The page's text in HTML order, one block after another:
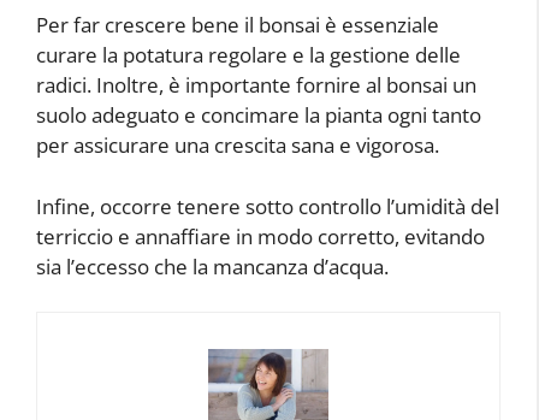
Per far crescere bene il bonsai è essenziale
curare la potatura regolare e la gestione delle
radici. Inoltre, è importante fornire al bonsai un
suolo adeguato e concimare la pianta ogni tanto
per assicurare una crescita sana e vigorosa.
Infine, occorre tenere sotto controllo l’umidità del
terriccio e annaffiare in modo corretto, evitando
sia l’eccesso che la mancanza d’acqua.